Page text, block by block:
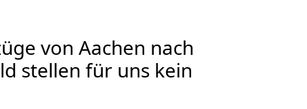
von Aachen nach
stellen für uns kein